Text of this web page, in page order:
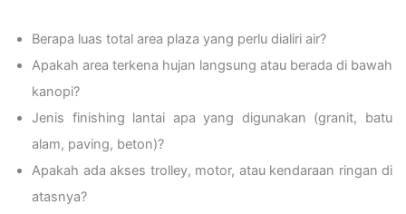
Berapa luas total area plaza yang perlu dialiri air?
Apakah area terkena hujan langsung atau berada di bawah
kanopi?
Jenis finishing lantai apa yang digunakan (granit, batu
alam, paving, beton)?
Apakah ada akses trolley, motor, atau kendaraan ringan di
atasnya?